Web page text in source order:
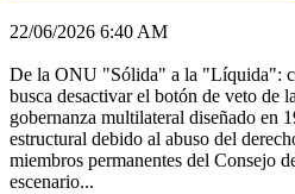
22/06/2026 6:40 AM
De la ONU "Sólida" a la "Líquida":
busca desactivar el botón de veto de
gobernanza multilateral diseñado en
estructural debido al abuso del
miembros permanentes del Consejo
escenario...